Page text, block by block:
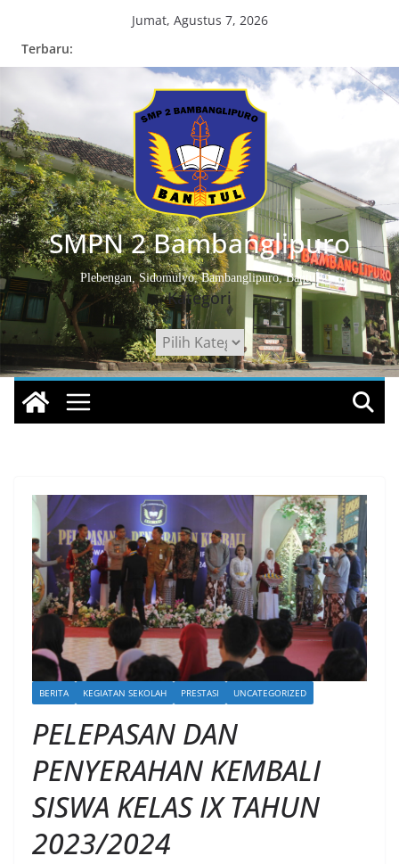
Jumat, Agustus 7, 2026
Terbaru:
SMPN 2 Bambanglipuro
Plebengan, Sidomulyo, Bambanglipuro, Bantul
Kategori
Kategori
BERITA KEGIATAN SEKOLAH PRESTASI UNCATEGORIZED
PELEPASAN DAN
PENYERAHAN KEMBALI
SISWA KELAS IX TAHUN
2023/2024